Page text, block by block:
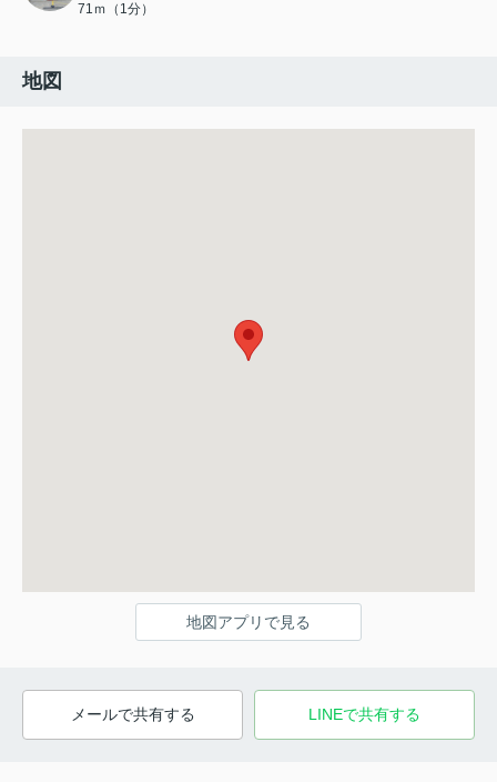
71ｍ（1分）
地図
地図アプリで見る
メールで共有する LINEで共有する